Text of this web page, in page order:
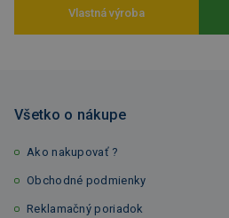
Vlastná výroba
Všetko o nákupe
Ako nakupovať ?
Obchodné podmienky
Reklamačný poriadok